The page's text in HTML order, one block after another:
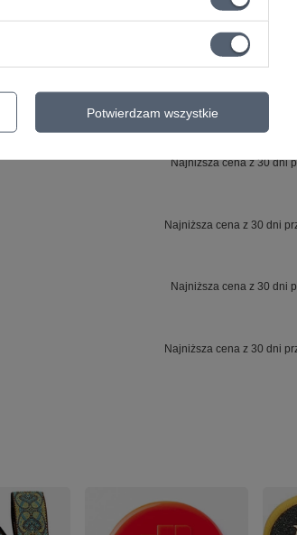
Najniższa cena z 30 dni
Najniższa cena z 30 dni
Najniższa cena z 30 dni
Najniższa cena z 30 dni
Najniższa cena z 30 dni
Potwierdzam wszystkie